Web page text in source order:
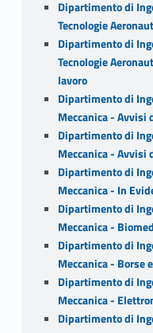
Dipartimento di
Tecnologie
Dipartimento di
Tecnologie
lavoro
Dipartimento di
Meccanica - Avvisi
Dipartimento di
Meccanica - Avvisi
Dipartimento di
Meccanica - In
Dipartimento di
Meccanica -
Dipartimento di
Meccanica - Borse
Dipartimento di
Meccanica -
Dipartimento di